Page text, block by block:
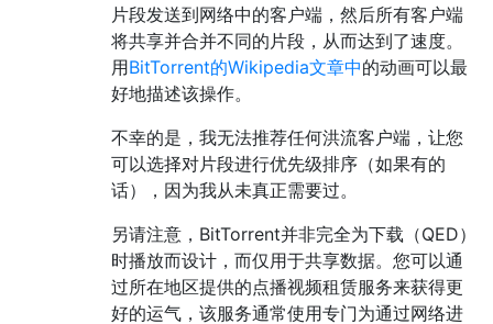
片段发送到网络中的客户端，然后所有客户端
将共享并合并不同的片段，从而达到了速度。
用BitTorrent的Wikipedia文章中的动画可以最
好地描述该操作。
不幸的是，我无法推荐任何洪流客户端，让您
可以选择对片段进行优先级排序（如果有的
话），因为我从未真正需要过。
另请注意，BitTorrent并非完全为下载（QED）
时播放而设计，而仅用于共享数据。您可以通
过所在地区提供的点播视频租赁服务来获得更
好的运气，该服务通常使用专门为通过网络进